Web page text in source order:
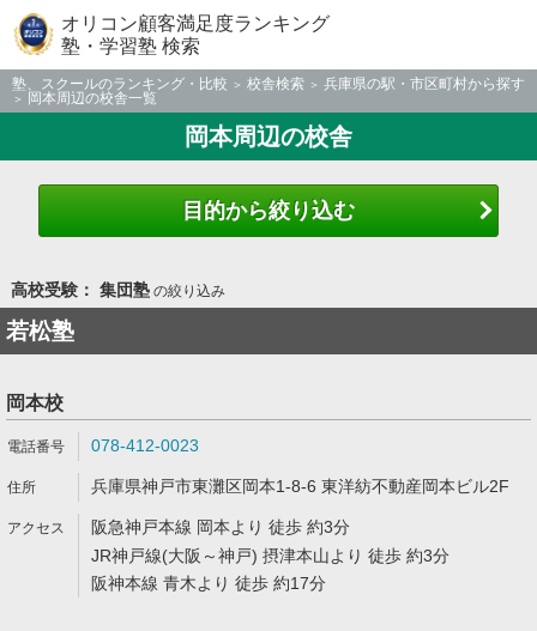
オリコン顧客満足度ランキング
塾・学習塾 検索
塾、スクールのランキング・比較 校舎検索
兵庫県の駅・市区町村から探す
岡本周辺の校舎一覧
岡本周辺の校舎
目的から絞り込む
高校受験： 集団塾の絞り込み
若松塾
岡本校
078-412-0023
兵庫県神戸市東灘区岡本1-8-6 東洋紡不動産岡本ビル2F
阪急神戸本線 岡本より 徒歩 約3分
JR神戸線(大阪～神戸) 摂津本山より 徒歩 約3分
阪神本線 青木より 徒歩 約17分